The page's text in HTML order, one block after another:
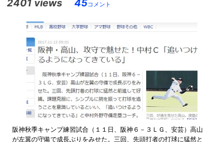
2401 views 45コメント
阪神秋季キャンプ練習試合（１１日、阪神６－３ＬＧ、安芸）高山
が左翼の守備で成長ぶりをみせた。三回、先頭打者の打球に猛然と